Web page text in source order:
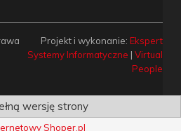
Projekt i wykonanie: Ekspert
Systemy Informatyczne | Virtual
People
wersję strony
Shoper.pl